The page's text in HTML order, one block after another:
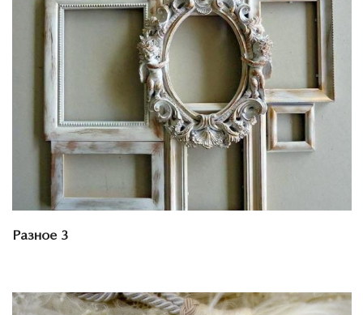
Смотреть проект
Разное 3